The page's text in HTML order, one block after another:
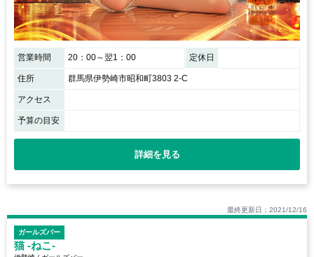
営業時間 20：00～翌1：00 定休日
住所 群馬県伊勢崎市昭和町3803 2-C
アクセス
予算の目安
詳細を見る
最終更新日：2021/12/16
ガールズバー
猫 -ねこ-